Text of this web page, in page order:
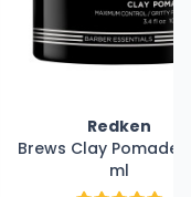
Redken
Brews Clay Pomade
ml